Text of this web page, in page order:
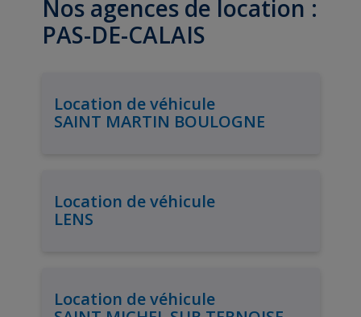
Nos agences de location :
PAS-DE-CALAIS
Location de véhicule
SAINT MARTIN BOULOGNE
Location de véhicule
LENS
Location de véhicule